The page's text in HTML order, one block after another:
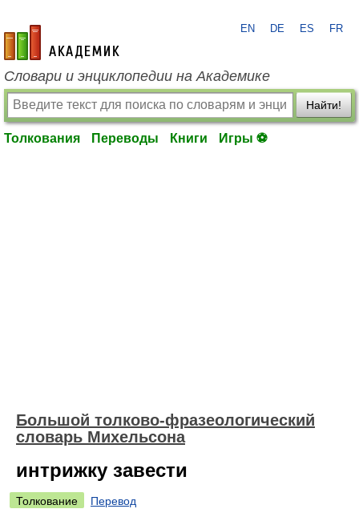
academic.ru
EN DE ES FR
Словари и энциклопедии на Академике
Найти!
Толкования Переводы Книги Игры ⚽
Большой толково-фразеологический
словарь Михельсона
интрижку завести
Толкование
Перевод